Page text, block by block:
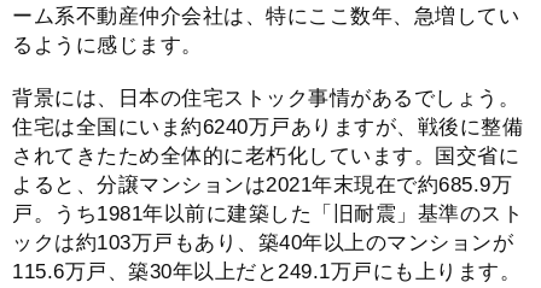
ーム系不動産仲介会社は、特にここ数年、急増してい
るように感じます。
背景には、日本の住宅ストック事情があるでしょう。
住宅は全国にいま約6240万戸ありますが、戦後に整備
されてきたため全体的に老朽化しています。国交省に
よると、分譲マンションは2021年末現在で約685.9万
戸。うち1981年以前に建築した「旧耐震」基準のスト
ックは約103万戸もあり、築40年以上のマンションが
115.6万戸、築30年以上だと249.1万戸にも上ります。